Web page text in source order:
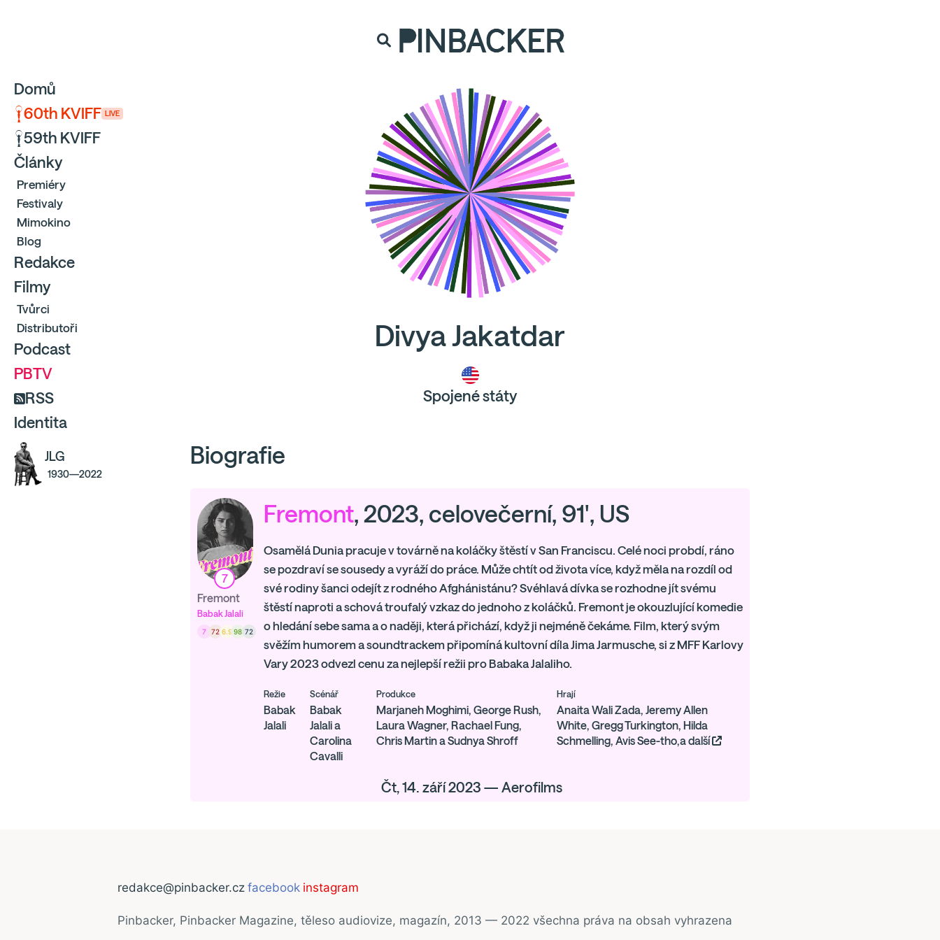
PINBACKER
Domů
60th KVIFF LIVE
59th KVIFF
Články
Premiéry
Festivaly
Mimokino
Blog
Redakce
Filmy
Tvůrci
Distributoři
Podcast
PBTV
RSS
Identita
JLG
1930—2022
Divya Jakatdar
Spojené státy
Biografie
7
Fremont
Babak Jalali
7 72 6.9 98 72
Fremont, 2023, celovečerní, 91', US
Osamělá Dunia pracuje v továrně na koláčky štěstí v San Franciscu. Celé noci probdí, ráno
se pozdraví se sousedy a vyráží do práce. Může chtít od života více, když měla na rozdíl od
své rodiny šanci odejít z rodného Afghánistánu? Svéhlavá dívka se rozhodne jít svému
štěstí naproti a schová troufalý vzkaz do jednoho z koláčků. Fremont je okouzlující komedie
o hledání sebe sama a o naději, která přichází, když ji nejméně čekáme. Film, který svým
svěžím humorem a soundtrackem připomíná kultovní díla Jima Jarmusche, si z MFF Karlovy
Vary 2023 odvezl cenu za nejlepší režii pro Babaka Jalaliho.
Režie
Babak
Jalali
Scénář
Babak
Jalali a
Carolina
Cavalli
Produkce
Marjaneh Moghimi, George Rush,
Laura Wagner, Rachael Fung,
Chris Martin a Sudnya Shroff
Hrají
Anaita Wali Zada, Jeremy Allen
White, Gregg Turkington, Hilda
Schmelling, Avis See-tho,a další
Čt, 14. září 2023 — Aerofilms
redakce@pinbacker.cz facebook instagram
Pinbacker, Pinbacker Magazine, těleso audiovize, magazín, 2013 — 2022 všechna práva na obsah vyhrazena